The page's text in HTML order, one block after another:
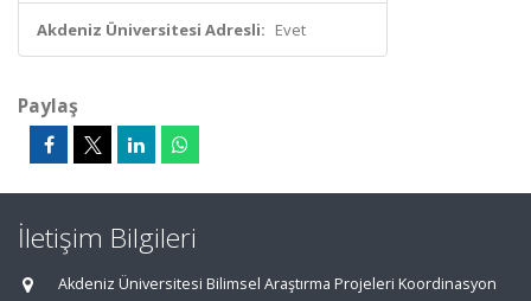
Akdeniz Üniversitesi Adresli: Evet
Paylaş
İletişim Bilgileri
Akdeniz Üniversitesi Bilimsel Araştırma Projeleri Koordinasyon